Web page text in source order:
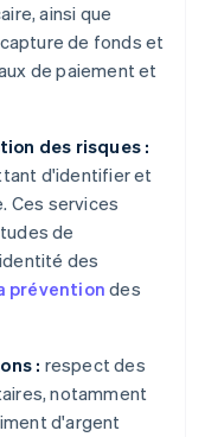
ainsi que
de fonds et
de paiement et
des risques :
d'identifier et
Ces services
de
des
prévention des
: respect des
notamment
d'argent